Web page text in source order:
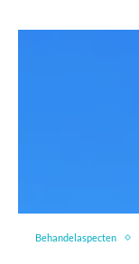
Behandelaspecten